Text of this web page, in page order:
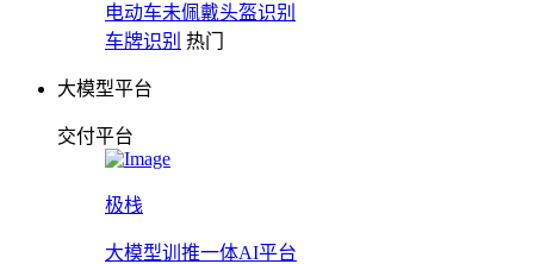
电动车未佩戴头盔识别
车牌识别 热门
大模型平台
交付平台
极栈
大模型训推一体AI平台